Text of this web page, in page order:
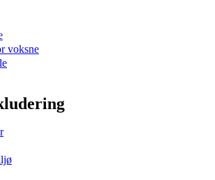
voksne